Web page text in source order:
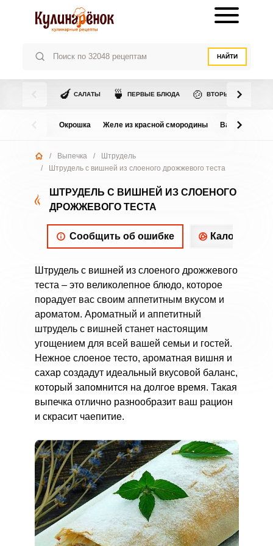
НАЙТИ
🍆 САЛАТЫ 🍵 ПЕРВЫЕ БЛЮДА 🍲 ВТОРЫЕ БЛЮДА
Окрошка Желе из красной смородины Варенье из
/ Выпечка /
Штрудель
/
Штрудель с вишней из слоеного дрожжевого теста
ШТРУДЕЛЬ С ВИШНЕЙ ИЗ СЛОЕНОГО
ДРОЖЖЕВОГО ТЕСТА
Сообщить об ошибке
Штрудель с вишней из слоеного дрожжевого
теста – это великолепное блюдо, которое
порадует вас своим аппетитным вкусом и
ароматом. Ароматный и аппетитный
штрудель с вишней станет настоящим
угощением для всей вашей семьи и гостей.
Нежное слоеное тесто, ароматная вишня и
сахар создадут идеальный вкусовой баланс,
который запомнится на долгое время. Такая
выпечка отлично разнообразит ваш рацион
и скрасит чаепитие.